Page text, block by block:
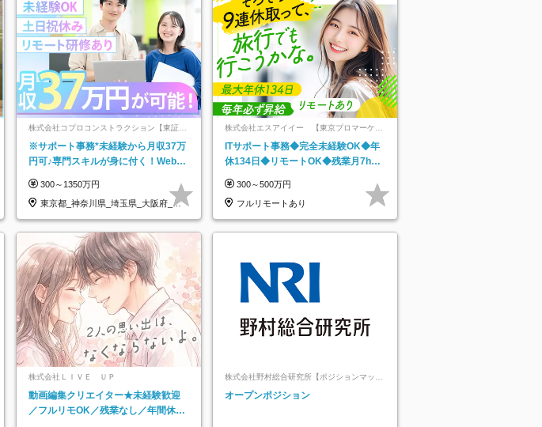
株式会社コプロコンストラクション【東証プ
ライム上場コプロ・ホールディングス子会
社】
※サポート事務*未経験から月収37万
円可♪専門スキルが身に付く！Web面
300～1350万円
東京都_神奈川県_埼玉県_大阪府_愛
知県…
株式会社エスアイイー 【東京プロマーケッ
ITサポート事務◆完全未経験OK◆年
休134日◆リモートOK◆残業月7h以
300～500万円
フルリモートあり
株式会社ＬＩＶＥ ＵＰ
動画編集クリエイター★未経験歓迎
／フルリモOK／残業なし／年間休日
株式会社野村総合研究所【ポジションマッチ
オープンポジション